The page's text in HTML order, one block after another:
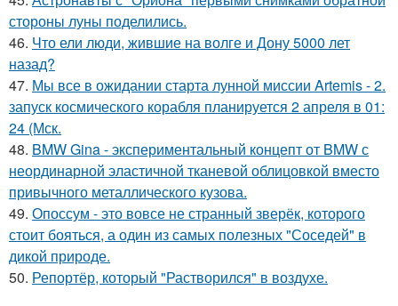
стороны луны поделились.
46. Что ели люди, жившие на волге и Дону 5000 лет
назад?
47. Мы все в ожидании старта лунной миссии Artemis - 2.
запуск космического корабля планируется 2 апреля в 01:
24 (Мск.
48. BMW Gina - экспериментальный концепт от BMW с
неординарной эластичной тканевой облицовкой вместо
привычного металлического кузова.
49. Опоссум - это вовсе не странный зверёк, которого
стоит бояться, а один из самых полезных "Соседей" в
дикой природе.
50. Репортёр, который "Растворился" в воздухе.